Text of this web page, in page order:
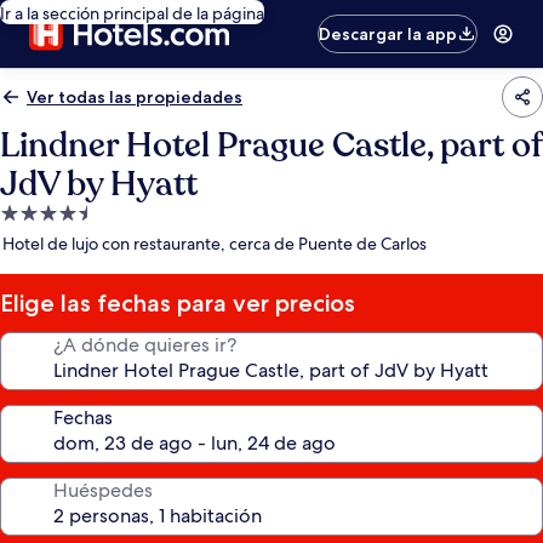
Ir a la sección principal de la página
Descargar la app
Ver todas las propiedades
Lindner Hotel Prague Castle, part of
JdV by Hyatt
Propiedad
de
estrellas
Hotel de lujo con restaurante, cerca de Puente de Carlos
Elige las fechas para ver precios
¿A dónde quieres ir?
Fechas
Huéspedes